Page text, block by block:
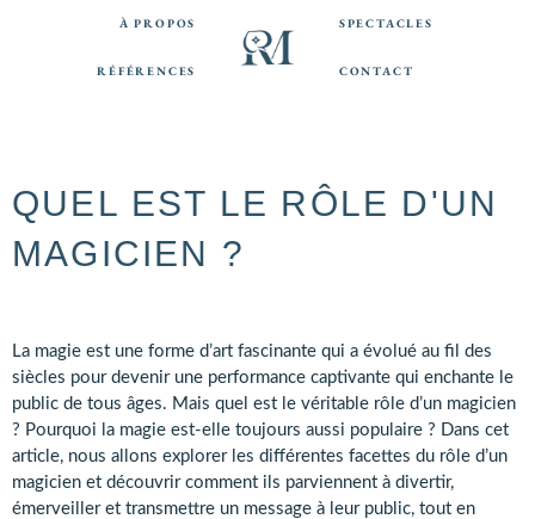
À PROPOS
RÉFÉRENCES
SPECTACLES
CONTACT
QUEL EST LE RÔLE D'UN
MAGICIEN ?
La magie est une forme d’art fascinante qui a évolué au fil des
siècles pour devenir une performance captivante qui enchante le
public de tous âges. Mais quel est le véritable rôle d’un magicien
? Pourquoi la magie est-elle toujours aussi populaire ? Dans cet
article, nous allons explorer les différentes facettes du rôle d’un
magicien et découvrir comment ils parviennent à divertir,
émerveiller et transmettre un message à leur public, tout en